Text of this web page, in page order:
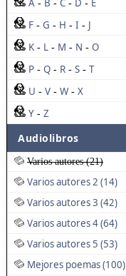
A - B - C - D - E
F - G - H - I - J
K - L - M - N - O
P - Q - R - S - T
U - V - W - X
Y - Z
Audiolibros
Varios autores (21)
Varios autores 2 (14)
Varios autores 3 (42)
Varios autores 4 (64)
Varios autores 5 (53)
Mejores poemas (100)